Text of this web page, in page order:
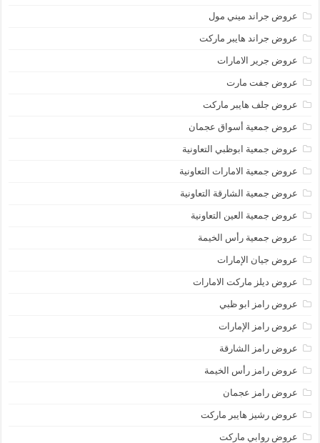
عروض جراند ميني مول
عروض جراند هايبر ماركت
عروض جرير الامارات
عروض جفت مارت
عروض جلف هايبر ماركت
عروض جمعية أسواق عجمان
عروض جمعية ابوظبي التعاونية
عروض جمعية الامارات التعاونية
عروض جمعية الشارقة التعاونية
عروض جمعية العين التعاونية
عروض جمعية رأس الخيمة
عروض جيان الإمارات
عروض ديلز ماركت الامارات
عروض رامز ابو ظبي
عروض رامز الإمارات
عروض رامز الشارقة
عروض رامز رأس الخيمة
عروض رامز عجمان
عروض رشيز هايبر ماركت
عروض روابي ماركت